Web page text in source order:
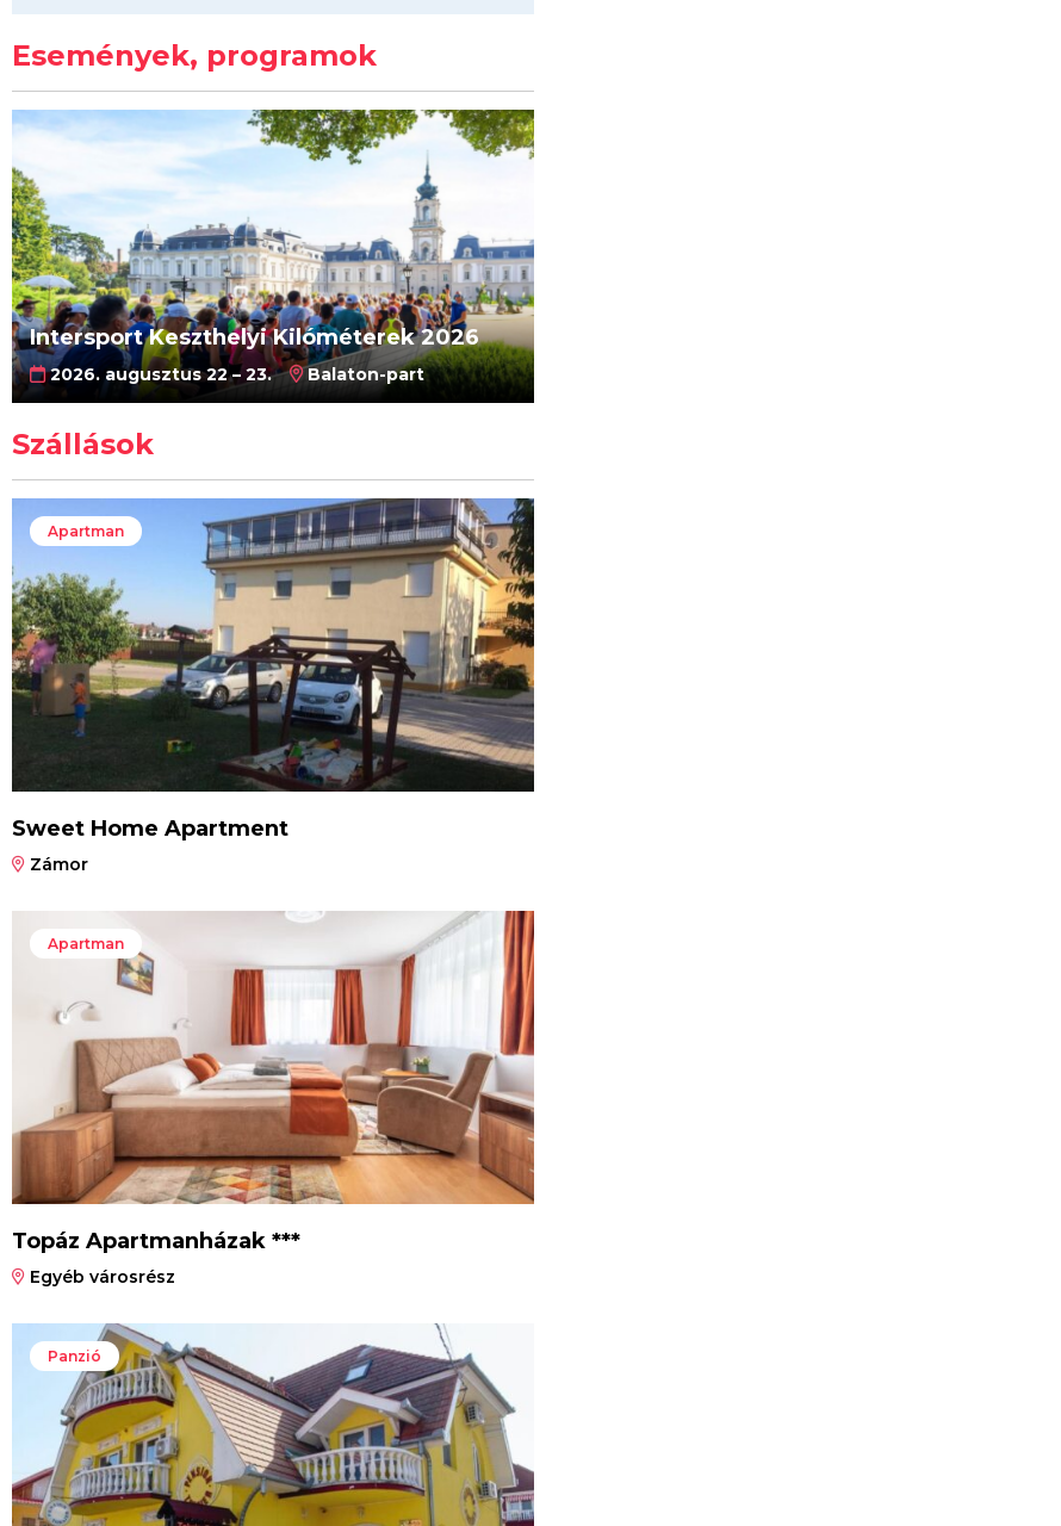
Események, programok
Intersport Keszthelyi Kilóméterek 2026
2026. augusztus 22 – 23. Balaton-part
Szállások
Apartman
Sweet Home Apartment
Zámor
Apartman
Topáz Apartmanházak ***
Egyéb városrész
Panzió